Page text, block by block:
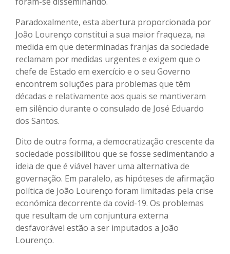
Paradoxalmente, esta abertura proporcionada por
João Lourenço constitui a sua maior fraqueza, na
medida em que determinadas franjas da sociedade
reclamam por medidas urgentes e exigem que o
chefe de Estado em exercício e o seu Governo
encontrem soluções para problemas que têm
décadas e relativamente aos quais se mantiveram
em silêncio durante o consulado de José Eduardo
dos Santos.
Dito de outra forma, a democratização crescente da
sociedade possibilitou que se fosse sedimentando a
ideia de que é viável haver uma alternativa de
governação. Em paralelo, as hipóteses de afirmação
política de João Lourenço foram limitadas pela crise
económica decorrente da covid-19. Os problemas
que resultam de um conjuntura externa
desfavorável estão a ser imputados a João
Lourenço.